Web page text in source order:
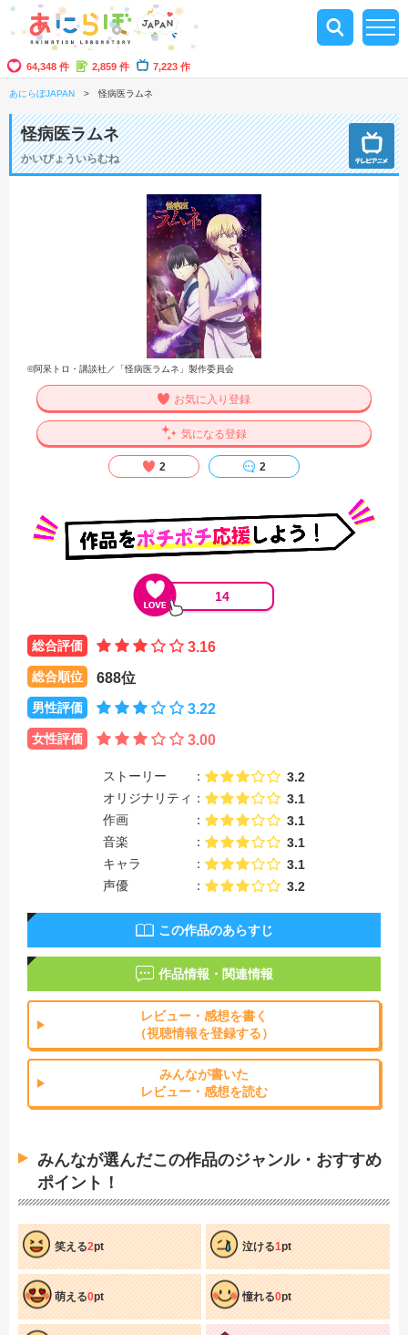
64,348 件 2,859 件 7,223 作
あにらぼJAPAN 怪病医ラムネ
怪病医ラムネ
かいびょういらむね
©阿呆トロ・講談社／「怪病医ラムネ」製作委員会
お気に入り登録
気になる登録
2 2
14
総合評価 3.16
総合順位 688位
男性評価 3.22
女性評価 3.00
ストーリー
3.2
オリジナリティ
3.1
作画
3.1
音楽
3.1
キャラ
3.1
声優
3.2
この作品のあらすじ
作品情報・関連情報
レビュー・感想を書く
（視聴情報を登録する）
みんなが書いた
レビュー・感想を読む
みんなが選んだこの作品のジャンル・おすすめ
ポイント！
笑える2pt 泣ける1pt
萌える0pt 憧れる0pt